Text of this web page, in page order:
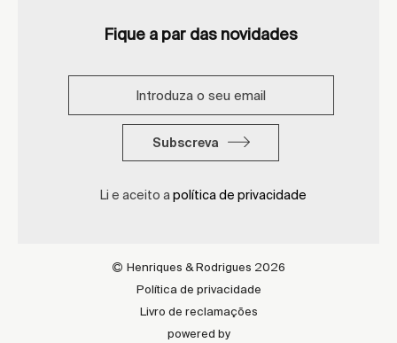
Fique a par das novidades
Subscreva
Li e aceito a política de privacidade
Henriques & Rodrigues 2026
Política de privacidade
Livro de reclamações
powered by